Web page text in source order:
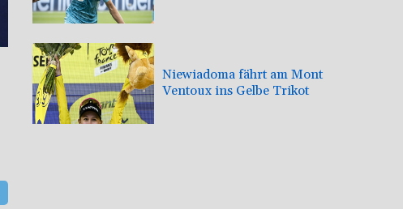
Niewiadoma fährt am Mont
Ventoux ins Gelbe Trikot